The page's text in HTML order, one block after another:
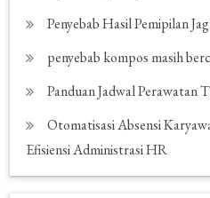
Penyebab Hasil Pemipilan
penyebab kompos masih
Panduan Jadwal Perawatan
Otomatisasi Absensi
Efisiensi Administrasi HR